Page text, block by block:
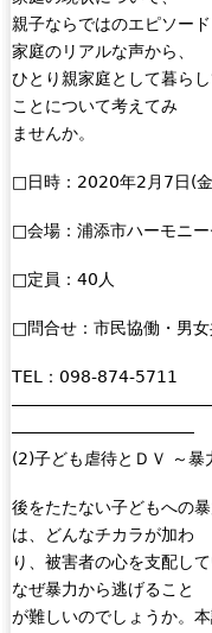
親子ならではのエピソー
家庭のリアルな声から、
ひとり親家庭として暮ら
ことについて考えてみ
ませんか。
□日時：2020年2月7日(
□会場：浦添市ハーモニー
□定員：40人
□問合せ：市民協働・男
TEL：098-874-5711
―――――――――――
(2)子ども虐待とＤＶ ～暴
後をたたない子どもへの
は、どんなチカラが加わ
り、被害者の心を支配し
なぜ暴力から逃げること
が難しいのでしょうか。